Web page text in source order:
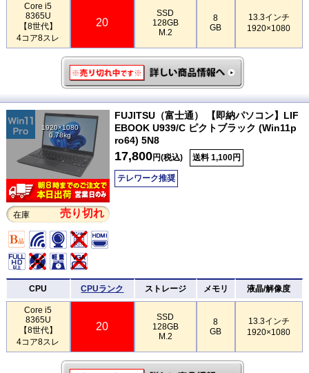
Core i5
8365U
【8世代】
4コア8スレ
20
SSD
128GB
M.2
8
GB
13.3インチ
1920×1080
1920×1080
0.78kg
在庫 売り切れ
FUJITSU（富士通） 【即納パソコン】LIF
EBOOK U939/C ピクトブラック (Win11p
ro64) 5N8
17,800円(税込) 送料 1,100円
テレワーク推奨
CPU CPUランク ストレージ メモリ 液晶/解像度
Core i5
8365U
【8世代】
4コア8スレ
20
SSD
128GB
M.2
8
GB
13.3インチ
1920×1080